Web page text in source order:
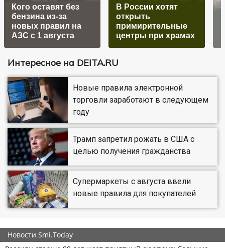
Кого оставят без
бензина из-за
новых правил на
АЗС с 1 августа
В России хотят
открыть
примирительные
центры при храмах
Интересное на DEITA.RU
Новые правила электронной
торговли заработают в следующем
году
Трамп запретил рожать в США с
целью получения гражданства
Супермаркеты с августа ввели
новые правила для покупателей